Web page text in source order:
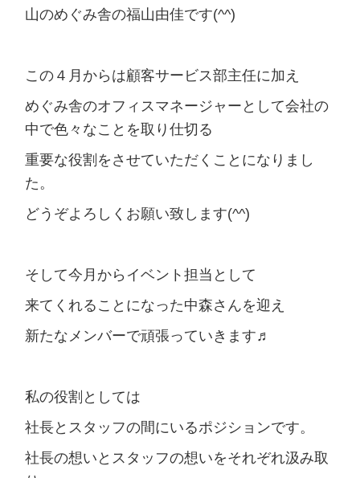
山のめぐみ舎の福山由佳です(^^)
この４月からは顧客サービス部主任に加え
めぐみ舎のオフィスマネージャーとして会社の
中で色々なことを取り仕切る
重要な役割をさせていただくことになりまし
た。
どうぞよろしくお願い致します(^^)
そして今月からイベント担当として
来てくれることになった中森さんを迎え
新たなメンバーで頑張っていきます♬
私の役割としては
社長とスタッフの間にいるポジションです。
社長の想いとスタッフの想いをそれぞれ汲み取